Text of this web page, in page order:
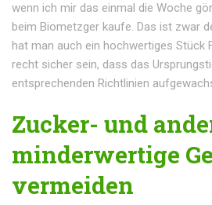
wenn ich mir das einmal die Woche
beim Biometzger kaufe. Das ist zwar
hat man auch ein hochwertiges Stück
recht sicher sein, dass das
entsprechenden Richtlinien
Zucker- und
minderwertige
vermeiden